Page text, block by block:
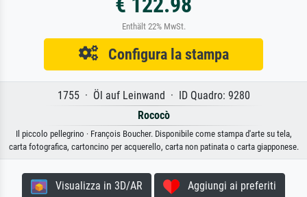
Enthält 22% MwSt.
Configura la stampa
1755 · Öl auf Leinwand · ID Quadro: 9280
Rococò
Il piccolo pellegrino · François Boucher. Disponibile come stampa d'arte su tela,
carta fotografica, cartoncino per acquerello, carta non patinata o carta giapponese.
Visualizza in 3D/AR Aggiungi ai preferiti